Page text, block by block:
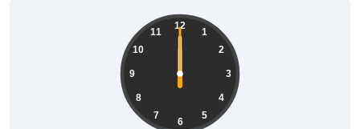
12
1
2
3
4
5
6
7
8
9
10
11